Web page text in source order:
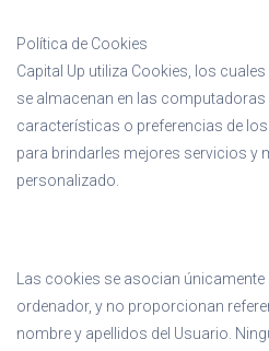
Política de Cookies
Capital Up utiliza Cookies, los
se almacenan en las
características o preferencias de
para brindarles mejores servicios y
personalizado.
Las cookies se asocian
ordenador, y no proporcionan
nombre y apellidos del Usuario.